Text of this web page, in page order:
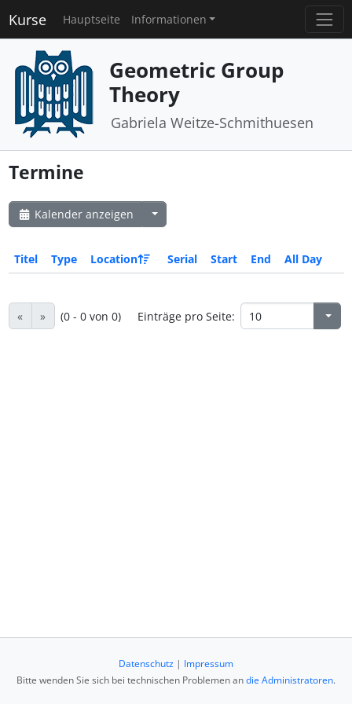
Kurse Hauptseite Informationen
Geometric Group
Theory
Gabriela Weitze-Schmithuesen
Termine
Kalender anzeigen
Titel Type Location Serial Start End All Day
« » (0 - 0 von 0) Einträge pro Seite:
Datenschutz | Impressum
Bitte wenden Sie sich bei technischen Problemen andie Administratoren.